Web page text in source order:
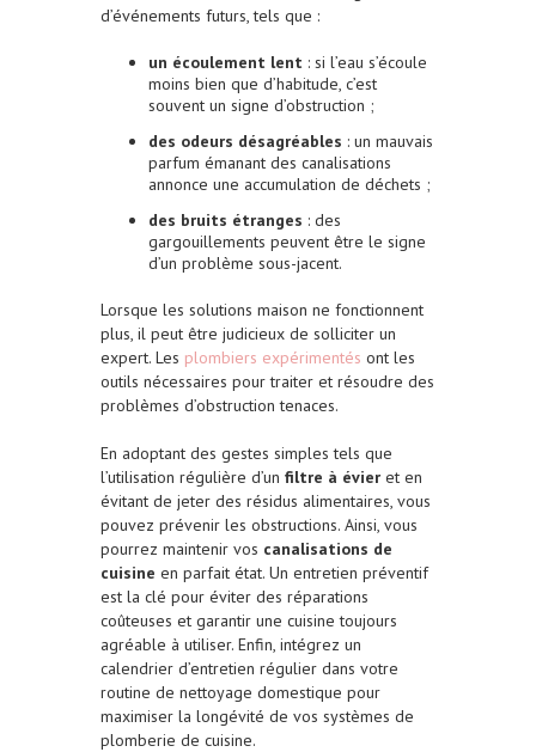
d’événements futurs, tels que :
un écoulement lent : si l’eau s’écoule
moins bien que d’habitude, c’est
souvent un signe d’obstruction ;
des odeurs désagréables : un mauvais
parfum émanant des canalisations
annonce une accumulation de déchets ;
des bruits étranges : des
gargouillements peuvent être le signe
d’un problème sous-jacent.
Lorsque les solutions maison ne fonctionnent
plus, il peut être judicieux de solliciter un
expert. Les plombiers expérimentés ont les
outils nécessaires pour traiter et résoudre des
problèmes d’obstruction tenaces.
En adoptant des gestes simples tels que
l’utilisation régulière d’un filtre à évier et en
évitant de jeter des résidus alimentaires, vous
pouvez prévenir les obstructions. Ainsi, vous
pourrez maintenir vos canalisations de
cuisine en parfait état. Un entretien préventif
est la clé pour éviter des réparations
coûteuses et garantir une cuisine toujours
agréable à utiliser. Enfin, intégrez un
calendrier d’entretien régulier dans votre
routine de nettoyage domestique pour
maximiser la longévité de vos systèmes de
plomberie de cuisine.